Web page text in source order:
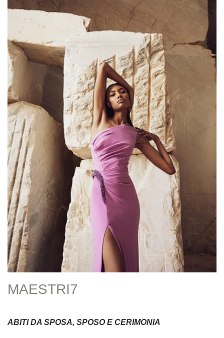
MAESTRI7
ABITI DA SPOSA, SPOSO E CERIMONIA